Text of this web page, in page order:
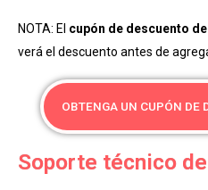
NOTA: El cupón de descuento
verá el descuento antes de
OBTENGA UN CUPÓN DE
Soporte técnico